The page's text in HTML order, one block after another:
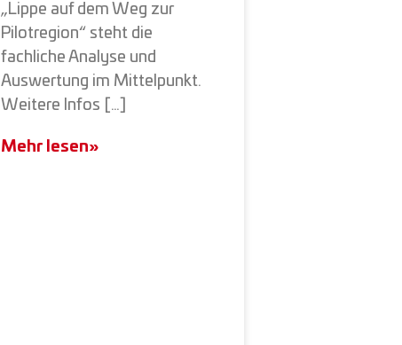
„Lippe auf dem Weg zur
Pilotregion“ steht die
fachliche Analyse und
Auswertung im Mittelpunkt.
Weitere Infos […]
Mehr lesen»